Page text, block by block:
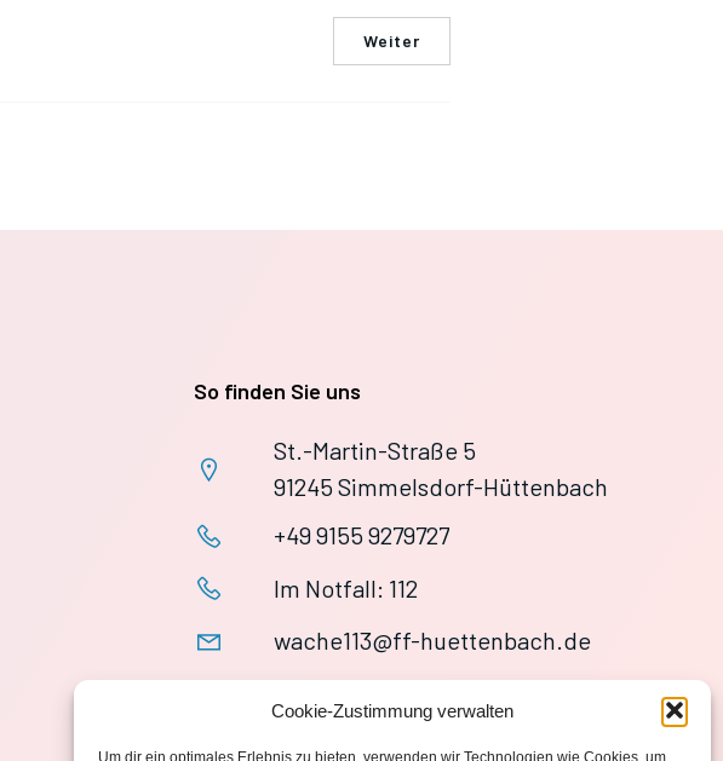
Cookie-Zustimmung verwalten
Um dir ein optimales Erlebnis zu bieten, verwenden wir Technologien wie Cookies, um
Weiter
So finden Sie uns
St.-Martin-Straße 5
91245 Simmelsdorf-Hüttenbach
+49 9155 9279727
Im Notfall: 112
wache113@ff-huettenbach.de